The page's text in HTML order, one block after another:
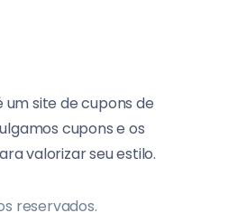
um site de cupons de
cupons e os
valorizar seu estilo.
reservados.